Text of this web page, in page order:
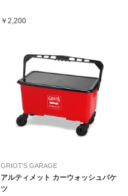
￥2,200
GRIOT'S GARAGE
アルティメット カーウォッシュバケ
ツ